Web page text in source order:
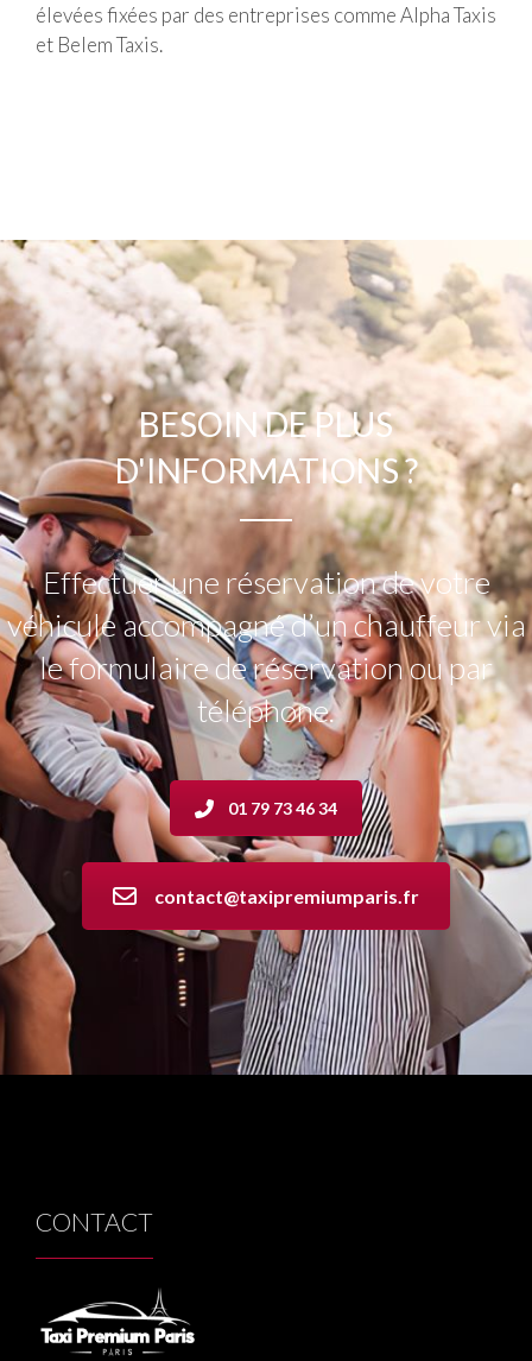
élevées fixées par des entreprises comme Alpha Taxis
et Belem Taxis.
BESOIN DEPLUS
D'INFORMATIONS?
Effectuer une réservation de votre
véhicule accompagné d’un chauffeur via
le formulaire de réservation ou par
téléphone.
01 79 73 46 34
contact@taxipremiumparis.fr
CONTACT